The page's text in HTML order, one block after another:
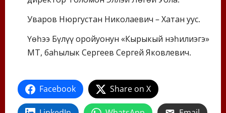
Уваров Нюргустан Николаевич – Хатан уус.
Үөһээ Бүлүү оройуонун «Кырыкый нэһилиэгэ»
МТ, баһылык Сергеев Сергей Яковлевич.
Facebook Share on X